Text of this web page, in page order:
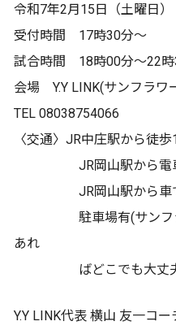
令和7年2月15日（土曜日
受付時間 17時30分〜
試合時間 18時00分〜22時
会場 Y.Y LINK(サンフラワ
TEL 08038754066
〈交通〉JR中庄駅から徒
JR岡山駅から電車
JR岡山駅から車
駐車場有(サンフラワ
あれ
ばどこでも大丈夫
Y.Y LINK代表 横山 友一コ